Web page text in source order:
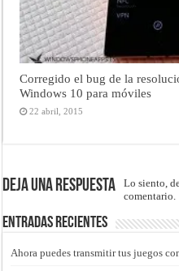
Corregido el bug de la
Windows 10 para móviles
22 abril, 2015
Deja una respuesta Lo siento,
comentario.
Entradas recientes
Ahora puedes transmitir tus juegos